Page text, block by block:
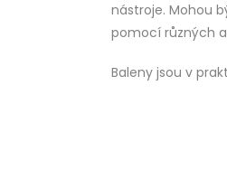
nástroje. Mohou
pomocí různých
Baleny jsou v